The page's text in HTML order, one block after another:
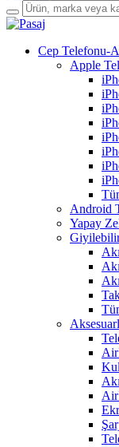
Cep Telefonu-
Apple
Android
Yapay